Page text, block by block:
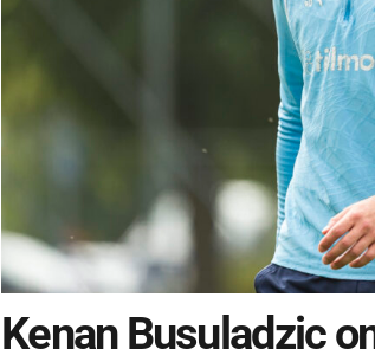
Kenan Busuladzic